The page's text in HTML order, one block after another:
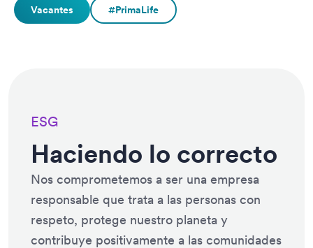
Vacantes #PrimaLife
ESG
Haciendo lo correcto
Nos comprometemos a ser una empresa
responsable que trata a las personas con
respeto, protege nuestro planeta y
contribuye positivamente a las comunidades